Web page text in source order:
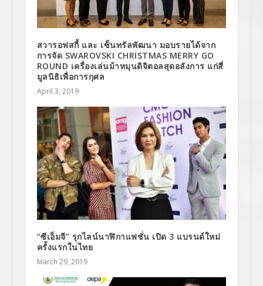
สวารอฟสกี้ และ เซ็นทรัลพัฒนา มอบรายได้จาก
การจัด SWAROVSKI CHRISTMAS MERRY GO
ROUND เครื่องเล่นม้าหมุนดิจิตอลสุดอลังการ แก่สี่
มูลนิธิเพื่อการกุศล
April 3, 2019
“ซีเอ็มจี” รุกไลน์นาฬิกาแฟชั่น เปิด 3 แบรนด์ใหม่
ครั้งแรกในไทย
March 29, 2019